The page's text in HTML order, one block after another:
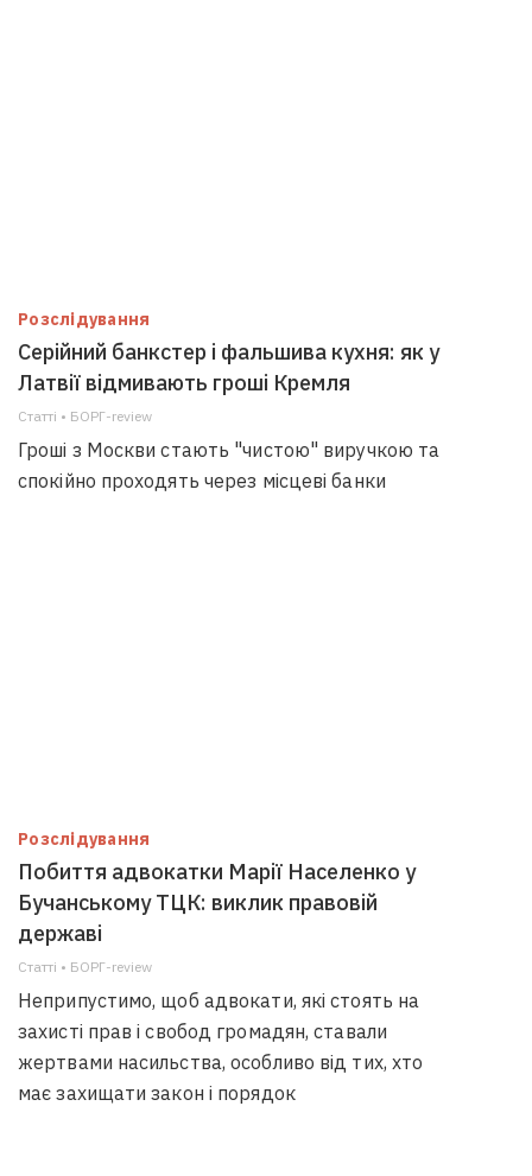
Розслідування
Серійний банкстер і фальшива кухня: як у
Латвії відмивають гроші Кремля
Статті • БОРГ-review
Гроші з Москви стають "чистою" виручкою та
спокійно проходять через місцеві банки
Розслідування
Побиття адвокатки Марії Населенко у
Бучанському ТЦК: виклик правовій
державі
Статті • БОРГ-review
Неприпустимо, щоб адвокати, які стоять на
захисті прав і свобод громадян, ставали
жертвами насильства, особливо від тих, хто
має захищати закон і порядок